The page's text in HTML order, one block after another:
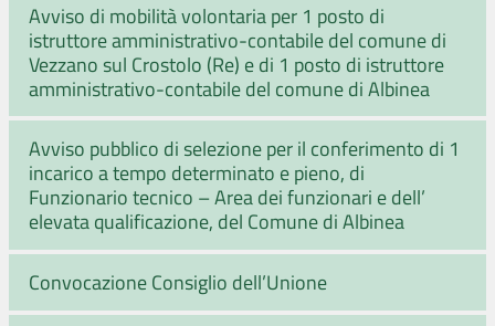
Avviso di mobilità volontaria per 1 posto di
istruttore amministrativo-contabile del comune di
Vezzano sul Crostolo (Re) e di 1 posto di istruttore
amministrativo-contabile del comune di Albinea
Avviso pubblico di selezione per il conferimento di 1
incarico a tempo determinato e pieno, di
Funzionario tecnico – Area dei funzionari e dell’
elevata qualificazione, del Comune di Albinea
Convocazione Consiglio dell’Unione